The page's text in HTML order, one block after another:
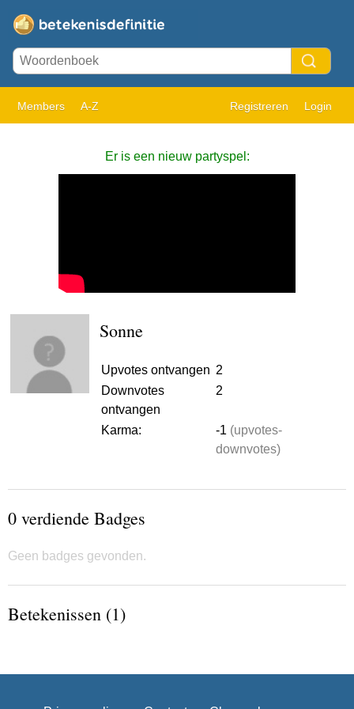
Members A-Z Registreren Login
Er is een nieuw partyspel:
Sonne
Upvotes ontvangen 2
Downvotes
ontvangen
2
Karma: -1 (upvotes-
downvotes)
0 verdiende Badges
Geen badges gevonden.
Betekenissen (1)